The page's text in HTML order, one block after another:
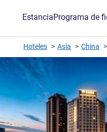
EstanciaPrograma de
Hoteles Asia China